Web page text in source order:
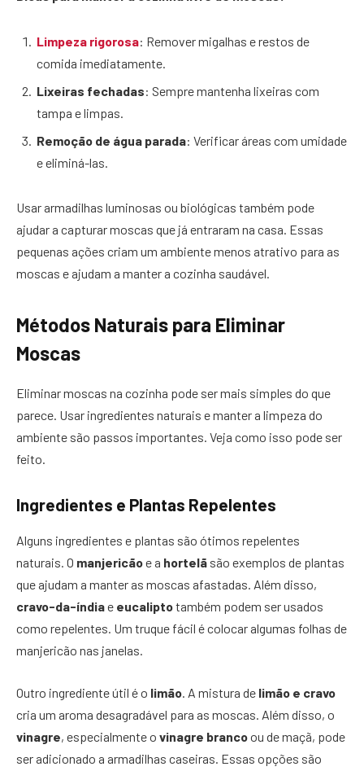
Limpeza rigorosa: Remover migalhas e restos de
comida imediatamente.
Lixeiras fechadas: Sempre mantenha lixeiras com
tampa e limpas.
Remoção de água parada: Verificar áreas com umidade
e eliminá-las.
Usar armadilhas luminosas ou biológicas também pode
ajudar a capturar moscas que já entraram na casa. Essas
pequenas ações criam um ambiente menos atrativo para as
moscas e ajudam a manter a cozinha saudável.
Métodos Naturais para Eliminar
Moscas
Eliminar moscas na cozinha pode ser mais simples do que
parece. Usar ingredientes naturais e manter a limpeza do
ambiente são passos importantes. Veja como isso pode ser
feito.
Ingredientes e Plantas Repelentes
Alguns ingredientes e plantas são ótimos repelentes
naturais. O manjericãoe a hortelã são exemplos de plantas
que ajudam a manter as moscas afastadas. Além disso,
cravo-da-índiae eucaliptotambém podem ser usados
como repelentes. Um truque fácil é colocar algumas folhas de
manjericão nas janelas.
Outro ingrediente útil é o limão. A mistura de limão e cravo
cria um aroma desagradável para as moscas. Além disso, o
vinagre, especialmente o vinagre brancoou de maçã, pode
ser adicionado a armadilhas caseiras. Essas opções são